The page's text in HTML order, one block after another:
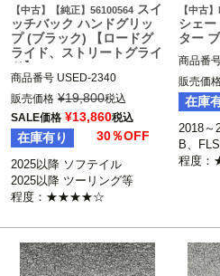
【中古】【純正】56100564 スイ
ッチバック ハンドグリッ
プ (ブラック) 【ロードグ
ライド、ストリートグライ
ド】
商品番号 USED-2340
56100564
2025以降 ソフテイル
2025以降 ツーリング
2024 FLTRX、FLHX、FLTRXS
TSE
2023～2024 FLTRXSE、FLHX
SE
ビッドソン）
販売価格 ¥19,800税込
SALE価格 ¥13,860税込
在庫有り 30％OFF
2025以降 ソフテイル
2025以降 ツーリング等
程度：★★★★☆
【中古
シェー
ター
商品番
2018～
FLSB
ェード)
販売価
在庫
2018～
B、
程度